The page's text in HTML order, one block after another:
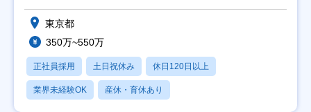
東京都
350万~550万
正社員採用 土日祝休み 休日120日以上
業界未経験OK 産休・育休あり